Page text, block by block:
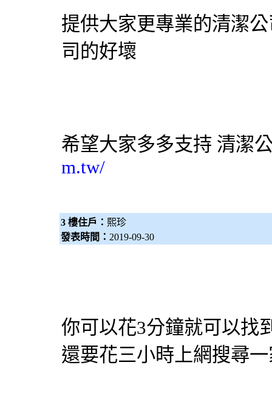
提供大家更專業的清潔
司的好壞
希望大家多多支持 清潔
m.tw/
3 樓住戶： 熙珍
發表時間： 2019-09-30
你可以花3分鐘就可以找
還要花三小時上網搜尋